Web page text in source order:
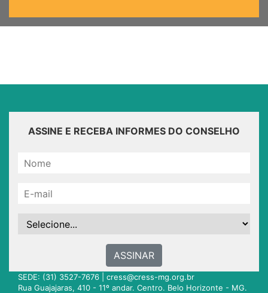
ASSINE E RECEBA INFORMES DO CONSELHO
ASSINAR
SEDE: (31) 3527-7676 | cress@cress-mg.org.br
Rua Guajajaras, 410 - 11º andar. Centro. Belo Horizonte - MG.